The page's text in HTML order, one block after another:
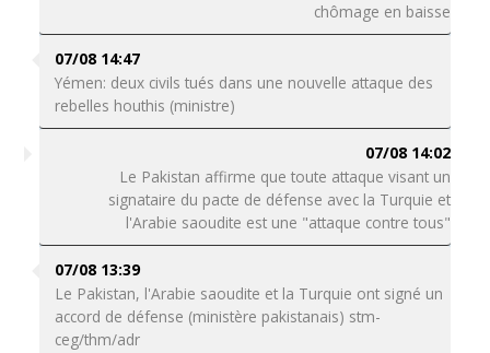
chômage en baisse
07/08 14:47
Yémen: deux civils tués dans une nouvelle attaque des
rebelles houthis (ministre)
07/08 14:02
Le Pakistan affirme que toute attaque visant un
signataire du pacte de défense avec la Turquie et
l'Arabie saoudite est une "attaque contre tous"
07/08 13:39
Le Pakistan, l'Arabie saoudite et la Turquie ont signé un
accord de défense (ministère pakistanais) stm-
ceg/thm/adr